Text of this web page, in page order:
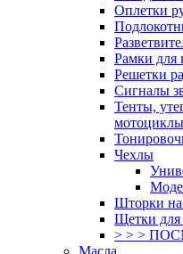
Оплетки
Рамки для
Решетки
Сигналы
Тенты,
мотоциклы
Чехлы
Шторки на
Щетки для
> > >
Масла